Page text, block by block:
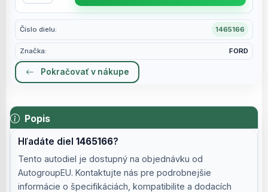
Číslo dielu: 1465166
Značka: FORD
Pokračovať v nákupe
Popis
Hľadáte diel1465166?
Tento autodiel je dostupný na objednávku od
AutogroupEU. Kontaktujte nás pre podrobnejšie
informácie o špecifikáciách, kompatibilite a dodacích